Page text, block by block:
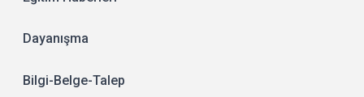
Dayanışma
Bilgi-Belge-Talep